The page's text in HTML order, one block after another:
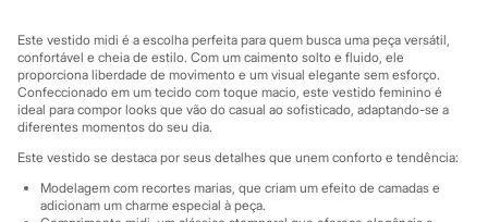
Moda esportiva
Acessórios
Blusas
Calçados
Leggings
Tops
Moda íntima
Calcinhas
Este vestido midi é a escolha perfeita para quem busca uma peça versátil,
confortável e cheia de estilo. Com um caimento solto e fluido, ele
proporciona liberdade de movimento e um visual elegante sem esforço.
Confeccionado em um tecido com toque macio, este vestido feminino é
ideal para compor looks que vão do casual ao sofisticado, adaptando-se a
diferentes momentos do seu dia.
Este vestido se destaca por seus detalhes que unem conforto e tendência:
Modelagem com recortes marias, que criam um efeito de camadas e
adicionam um charme especial à peça.